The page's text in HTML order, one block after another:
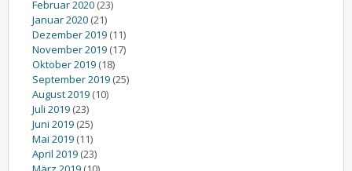
Februar 2020 (23)
Januar 2020 (21)
Dezember 2019 (11)
November 2019 (17)
Oktober 2019 (18)
September 2019 (25)
August 2019 (10)
Juli 2019 (23)
Juni 2019 (25)
Mai 2019 (11)
April 2019 (23)